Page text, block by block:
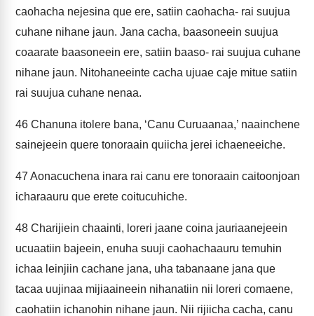
caohacha nejesina que ere, satiin caohacha- rai suujua
cuhane nihane jaun. Jana cacha, baasoneein suujua
coaarate baasoneein ere, satiin baaso- rai suujua cuhane
nihane jaun. Nitohaneeinte cacha ujuae caje mitue satiin
rai suujua cuhane nenaa.
46 Chanuna itolere bana, ‘Canu Curuaanaa,’ naainchene
sainejeein quere tonoraain quiicha jerei ichaeneeiche.
47 Aonacuchena inara rai canu ere tonoraain caitoonjoan
icharaauru que erete coitucuhiche.
48 Charijiein chaainti, loreri jaane coina jauriaanejeein
ucuaatiin bajeein, enuha suuji caohachaauru temuhin
ichaa leinjiin cachane jana, uha tabanaane jana que
tacaa uujinaa mijiaaineein nihanatiin nii loreri comaene,
caohatiin ichanohin nihane jaun. Nii rijiicha cacha, canu